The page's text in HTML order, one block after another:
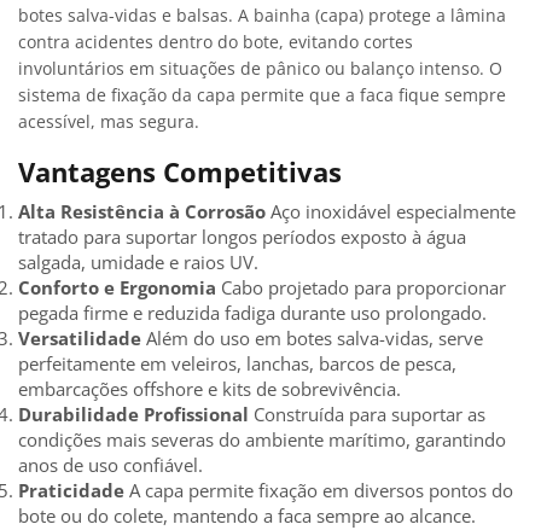
botes salva-vidas e balsas. A bainha (capa) protege a lâmina
contra acidentes dentro do bote, evitando cortes
involuntários em situações de pânico ou balanço intenso. O
sistema de fixação da capa permite que a faca fique sempre
acessível, mas segura.
Vantagens Competitivas
Alta Resistência à Corrosão Aço inoxidável especialmente
tratado para suportar longos períodos exposto à água
salgada, umidade e raios UV.
Conforto e Ergonomia Cabo projetado para proporcionar
pegada firme e reduzida fadiga durante uso prolongado.
Versatilidade Além do uso em botes salva-vidas, serve
perfeitamente em veleiros, lanchas, barcos de pesca,
embarcações offshore e kits de sobrevivência.
Durabilidade Profissional Construída para suportar as
condições mais severas do ambiente marítimo, garantindo
anos de uso confiável.
Praticidade A capa permite fixação em diversos pontos do
bote ou do colete, mantendo a faca sempre ao alcance.